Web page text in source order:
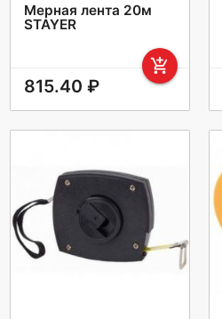
Мерная лента 20м
STAYER
add_shopping_cart
815.40 ₽